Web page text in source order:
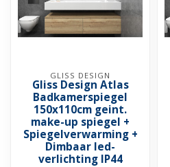
GLISS DESIGN
Gliss Design Atlas
Badkamerspiegel
150x110cm geint.
make-up spiegel +
Spiegelverwarming +
Dimbaar led-
verlichting IP44